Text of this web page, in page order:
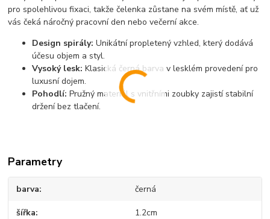
pro spolehlivou fixaci, takže čelenka zůstane na svém místě, ať už
vás čeká náročný pracovní den nebo večerní akce.
Design spirály: Unikátní propletený vzhled, který dodává
účesu objem a styl.
Vysoký lesk: Klasická černá barva v lesklém provedení pro
luxusní dojem.
Pohodlí: Pružný materiál s vnitřními zoubky zajistí stabilní
držení bez tlačení.
Parametry
barva černá
šířka 1.2cm